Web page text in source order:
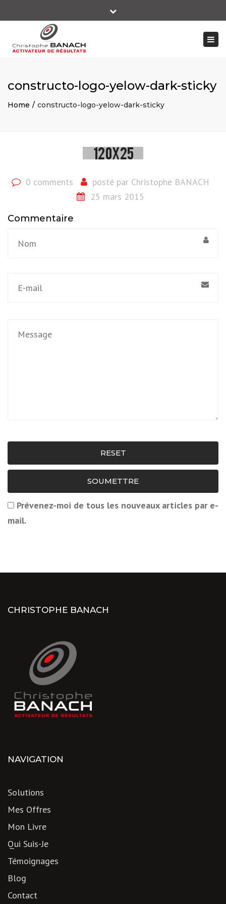
contact@christophebanach-performer.fr
Close
constructo-logo-yelow-dark-sticky
Home constructo-logo-yelow-dark-sticky
0 comments posté par Christophe BANACH
25 mars 2015
Commentaire
RESET
SOUMETTRE
Prévenez-moi de tous les nouveaux articles par e-
mail.
CHRISTOPHE BANACH
NAVIGATION
Solutions
Mes Offres
Mon Livre
Qui Suis-Je
Témoignages
Blog
Contact